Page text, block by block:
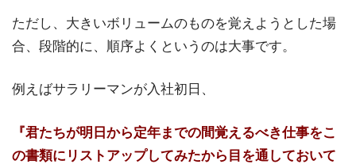
ただし、大きいボリュームのものを覚えようとした場
合、段階的に、順序よくというのは大事です。
例えばサラリーマンが入社初日、
『君たちが明日から定年までの間覚えるべき仕事をこ
の書類にリストアップしてみたから目を通しておいて